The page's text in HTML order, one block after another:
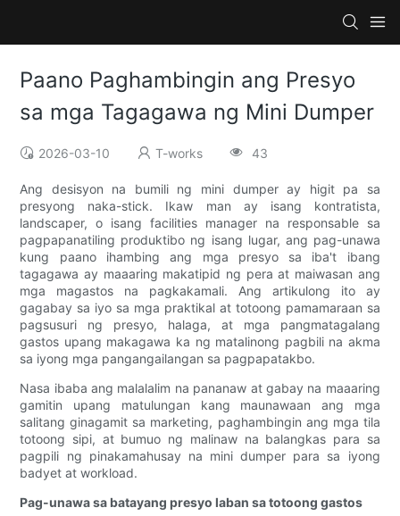
Paano Paghambingin ang Presyo
sa mga Tagagawa ng Mini Dumper
2026-03-10 T-works 43
Ang desisyon na bumili ng mini dumper ay higit pa sa
presyong naka-stick. Ikaw man ay isang kontratista,
landscaper, o isang facilities manager na responsable sa
pagpapanatiling produktibo ng isang lugar, ang pag-unawa
kung paano ihambing ang mga presyo sa iba't ibang
tagagawa ay maaaring makatipid ng pera at maiwasan ang
mga magastos na pagkakamali. Ang artikulong ito ay
gagabay sa iyo sa mga praktikal at totoong pamamaraan sa
pagsusuri ng presyo, halaga, at mga pangmatagalang
gastos upang makagawa ka ng matalinong pagbili na akma
sa iyong mga pangangailangan sa pagpapatakbo.
Nasa ibaba ang malalalim na pananaw at gabay na maaaring
gamitin upang matulungan kang maunawaan ang mga
salitang ginagamit sa marketing, paghambingin ang mga tila
totoong sipi, at bumuo ng malinaw na balangkas para sa
pagpili ng pinakamahusay na mini dumper para sa iyong
badyet at workload.
Pag-unawa sa batayang presyo laban sa totoong gastos